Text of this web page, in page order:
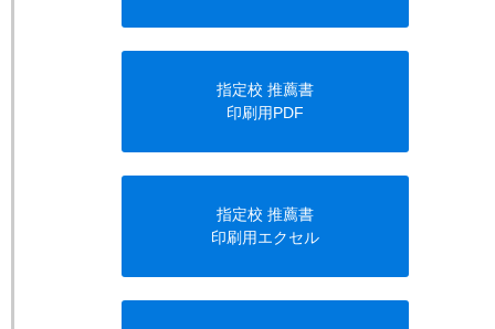
指定校 推薦書
印刷用PDF
指定校 推薦書
印刷用エクセル